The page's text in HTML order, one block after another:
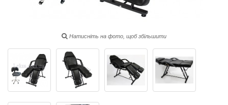
Натисніть на фото, щоб збільшити